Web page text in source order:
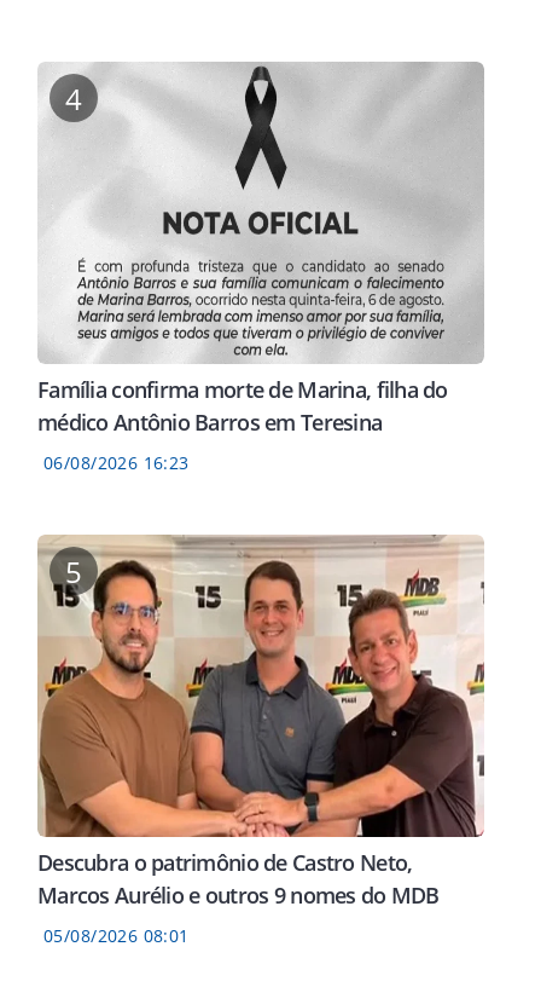
4
Família confirma morte de Marina, filha do
médico Antônio Barros em Teresina
06/08/2026 16:23
5
Descubra o patrimônio de Castro Neto,
Marcos Aurélio e outros 9 nomes do MDB
05/08/2026 08:01